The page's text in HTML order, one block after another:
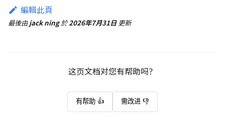
編輯此頁
最後由jack ning於2026年7月31日 更新
这页文档对您有帮助吗？
有帮助 👍 需改进 👎